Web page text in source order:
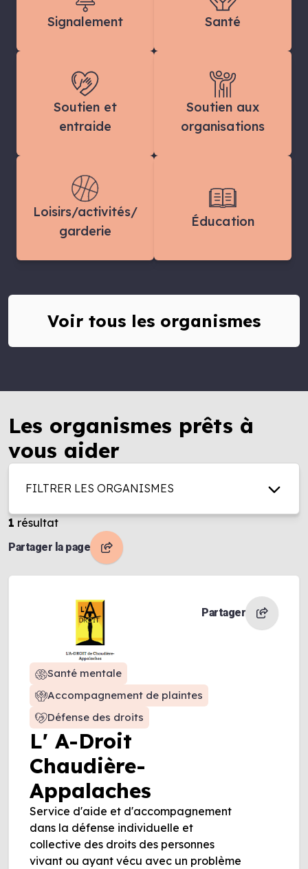
Signalement Santé
Soutien et
entraide
Soutien aux
organisations
Loisirs/activités/
garderie
Éducation
Voir tous les organismes
Les organismes prêts à
vous aider
FILTRER LES ORGANISMES
1 résultat
Partager la page
L' A-Droit
Chaudière-
Appalaches
Partager
Santé mentale
Accompagnement de plaintes
Défense des droits
Service d'aide et d'accompagnement
dans la défense individuelle et
collective des droits des personnes
vivant ou ayant vécu avec un problème